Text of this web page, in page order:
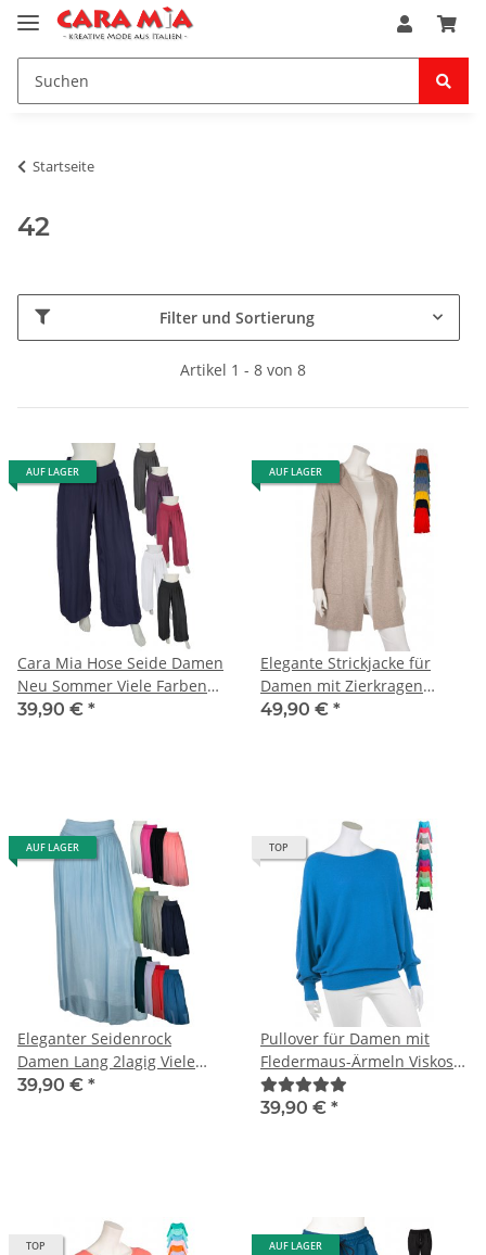
Startseite
42
Filter und Sortierung
Artikel 1 - 8 von 8
AUF LAGER
Cara Mia Hose Seide Damen
Neu Sommer Viele Farben
Haremshose 36 38 40 42
39,90 € *
AUF LAGER
Elegante Strickjacke für
Damen mit Zierkragen
mehrere Farben One Size
49,90 € *
AUF LAGER
Eleganter Seidenrock
Damen Lang 2lagig Viele
Farben Neu Sommer 38 40
39,90 € *
TOP
Pullover für Damen mit
Fledermaus-Ärmeln Viskose
Viele Farben One Size 38-42
39,90 € *
TOP AUF LAGER